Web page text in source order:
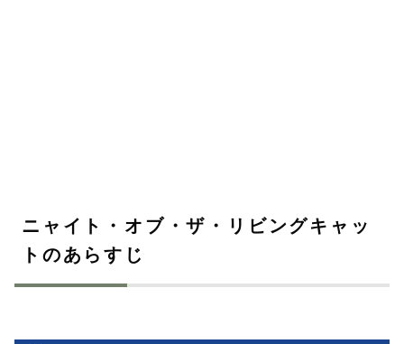
ニャイト・オブ・ザ・リビングキャッ
トのあらすじ